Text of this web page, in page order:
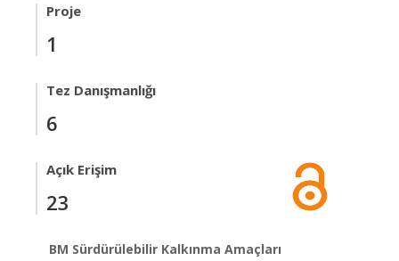
Proje
1
Tez Danışmanlığı
6
Açık Erişim
23
BM Sürdürülebilir Kalkınma Amaçları